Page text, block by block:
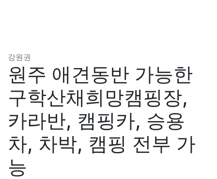
강원권
원주 애견동반 가능한
구학산채희망캠핑장,
카라반, 캠핑카, 승용
차, 차박, 캠핑 전부 가
능